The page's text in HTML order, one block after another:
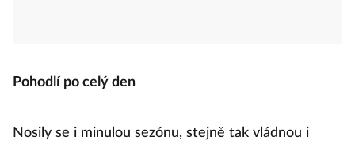
Pohodlí po celý den
Nosily se i minulou sezónu, stejně tak vládnou i